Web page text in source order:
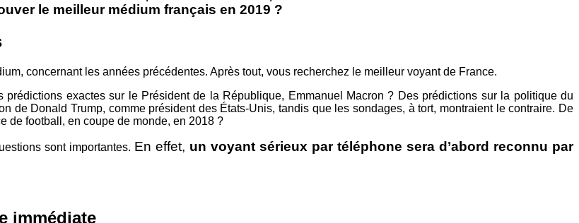
le meilleur médium français en 2019 ?
concernant les années précédentes. Après tout, vous recherchez le meilleur voyant de France.
exactes sur le Président de la République, Emmanuel Macron ? Des prédictions sur la politique du
de Donald Trump, comme président des États-Unis, tandis que les sondages, à tort, montraient le contraire. De
de football, en coupe de monde, en 2018 ?
sont importantes. En effet, un voyant sérieux par téléphone sera d’abord reconnu par
immédiate